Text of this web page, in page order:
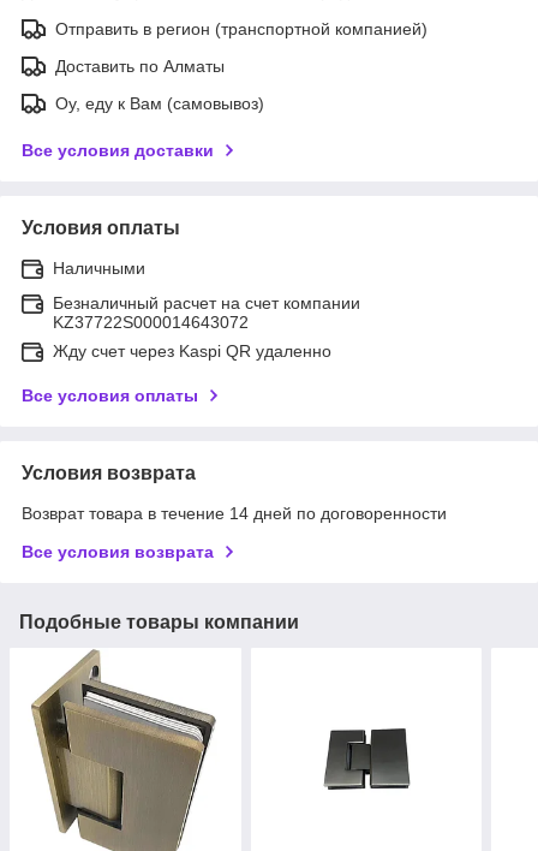
Отправить в регион (транспортной компанией)
Доставить по Алматы
Оу, еду к Вам (самовывоз)
Все условия доставки
Условия оплаты
Наличными
Безналичный расчет на счет компании
KZ37722S000014643072
Жду счет через Kaspi QR удаленно
Все условия оплаты
Условия возврата
Возврат товара в течение 14 дней по договоренности
Все условия возврата
Подобные товары компании